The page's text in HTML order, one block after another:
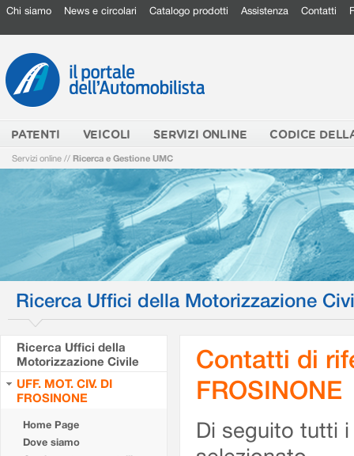
Chi siamo News e circolari Catalogo prodotti Assistenza Contatti
PATENTI VEICOLI SERVIZI ONLINE CODICE
Servizi online // Ricerca e Gestione UMC
Ricerca Uffici della Motorizzazione
Ricerca Uffici della
Motorizzazione Civile
UFF. MOT. CIV. DI
FROSINONE
Home Page
Dove siamo
Contatti di
FROSINONE
Di seguito tutti